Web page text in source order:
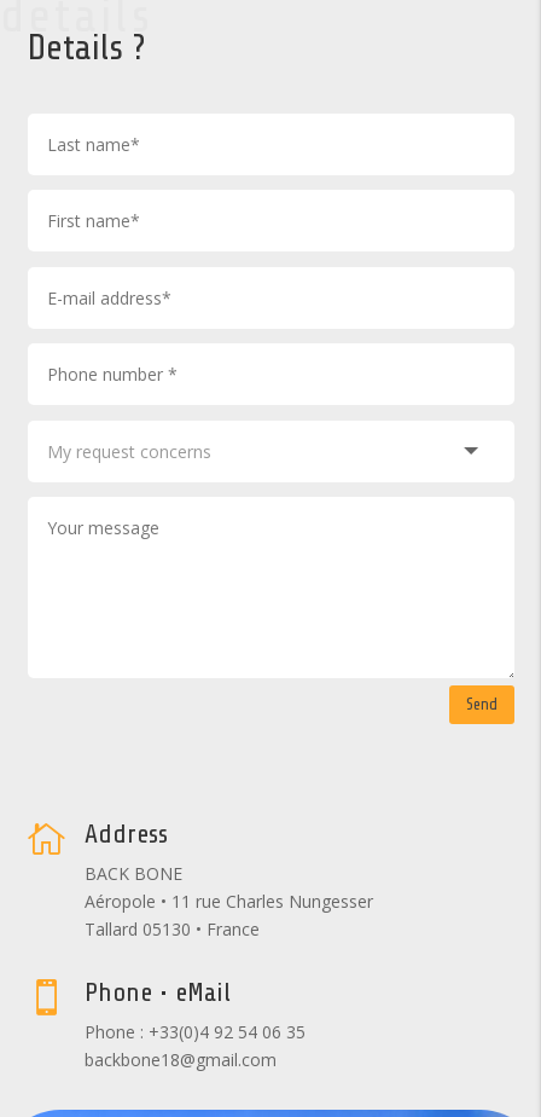
Details ?
Send
 Address
BACK BONE
Aéropole • 11 rue Charles Nungesser
Tallard 05130 • France
 Phone • eMail
Phone : +33(0)4 92 54 06 35
backbone18@gmail.com